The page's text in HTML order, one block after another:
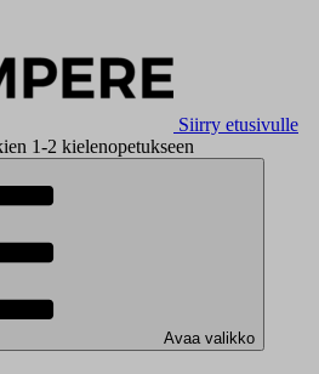
Siirry etusivulle
1-2 kielenopetukseen
Avaa valikko